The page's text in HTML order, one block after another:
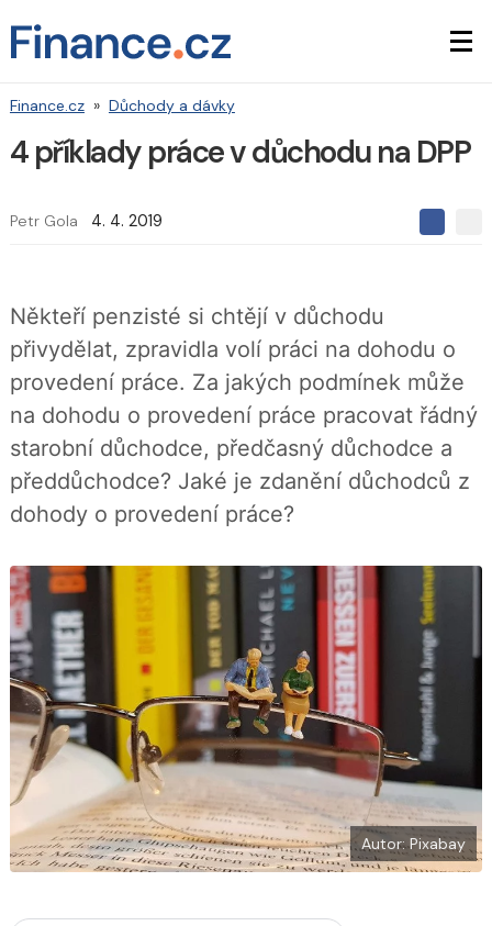
Finance.cz » Důchody a dávky
4 příklady práce v důchodu na DPP
Petr Gola 4. 4. 2019
S
e
t
S
e
a
a
e
o
s
í
Někteří penzisté si chtějí v důchodu
přivydělat, zpravidla volí práci na dohodu o
provedení práce. Za jakých podmínek může
na dohodu o provedení práce pracovat řádný
starobní důchodce, předčasný důchodce a
předdůchodce? Jaké je zdanění důchodců z
dohody o provedení práce?
Autor: Pixabay